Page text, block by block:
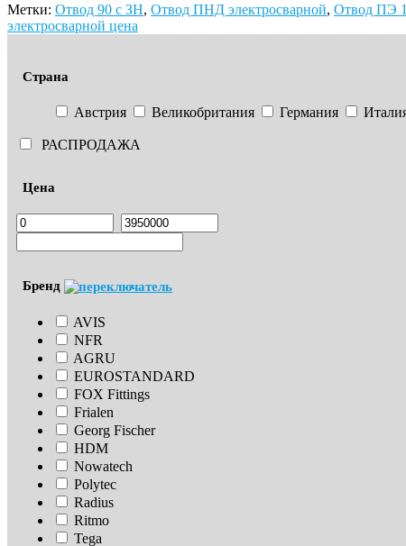
Метки: Отвод 90 с ЗН, Отвод ПНД электросварной, Отвод ПЭ
электросварной цена
Страна
Австрия Великобритания Германия
РАСПРОДАЖА
Цена
Бренд
AVIS
NFR
AGRU
EUROSTANDARD
FOX Fittings
Frialen
Georg Fischer
HDM
Nowatech
Polytec
Radius
Ritmo
Tega